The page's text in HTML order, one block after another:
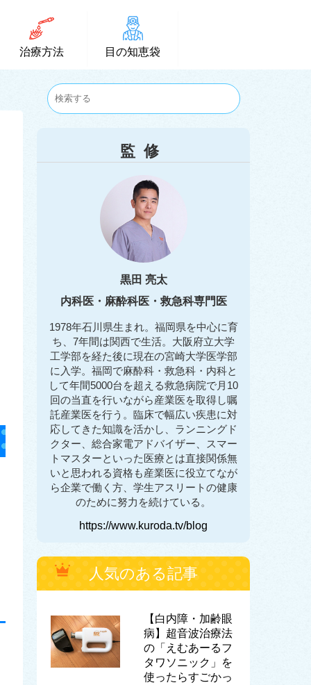
治療方法 目の知恵袋
監修
黒田 亮太
内科医・麻酔科医・救急科専門医
1978年石川県生まれ。福岡県を中心に育
ち、7年間は関西で生活。大阪府立大学
工学部を経た後に現在の宮崎大学医学部
に入学。福岡で麻酔科・救急科・内科と
して年間5000台を超える救急病院で月10
回の当直を行いながら産業医を取得し嘱
託産業医を行う。臨床で幅広い疾患に対
応してきた知識を活かし、ランニングド
クター、総合家電アドバイザー、スマー
トマスターといった医療とは直接関係無
いと思われる資格も産業医に役立てなが
ら企業で働く方、学生アスリートの健康
のために努力を続けている。
https://www.kuroda.tv/blog
人気のある記事
【白内障・加齢眼
病】超音波治療法
の「えむあーるフ
タワソニック」を
使ったらすごかっ